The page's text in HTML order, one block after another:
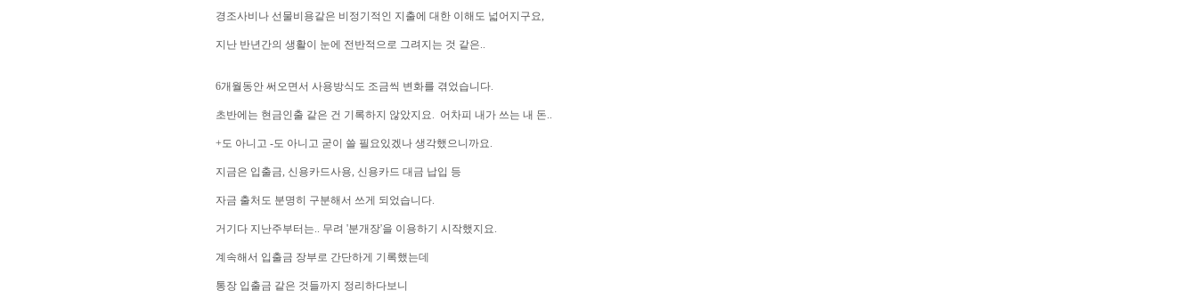
경조사비나 선물비용같은 비정기적인 지출에 대한 이해도 넓어지구요,
지난 반년간의 생활이 눈에 전반적으로 그려지는 것 같은..
6개월동안 써오면서 사용방식도 조금씩 변화를 겪었습니다.
초반에는 현금인출 같은 건 기록하지 않았지요. 어차피 내가 쓰는 내 돈..
+도 아니고 -도 아니고 굳이 쓸 필요있겠나 생각했으니까요.
지금은 입출금, 신용카드사용, 신용카드 대금 납입 등
자금 출처도 분명히 구분해서 쓰게 되었습니다.
거기다 지난주부터는.. 무려 '분개장'을 이용하기 시작했지요.
계속해서 입출금 장부로 간단하게 기록했는데
통장 입출금 같은 것들까지 정리하다보니